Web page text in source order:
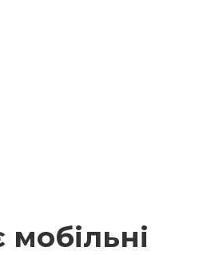
мобільні